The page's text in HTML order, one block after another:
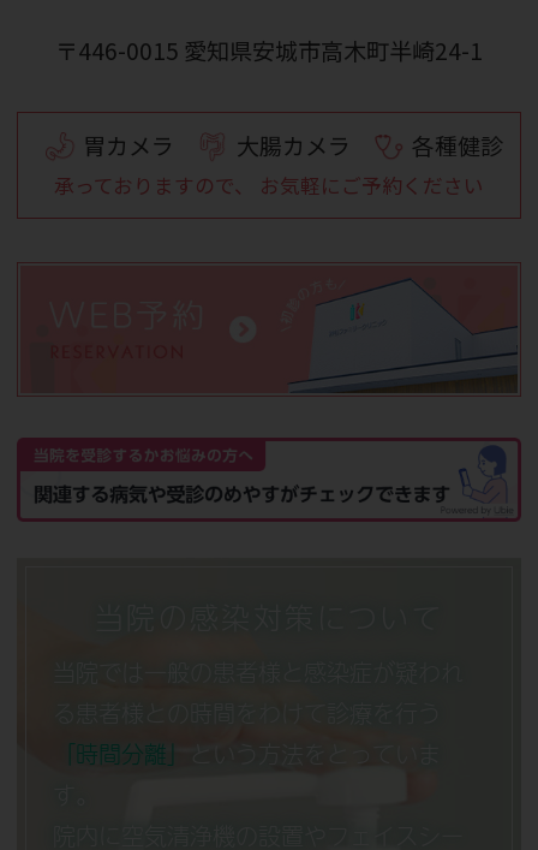
令和7年度（安城市）健康診査の受け付け
は、令和8年2月27日をもって終了しまし
た。
2026.02.27
新型コロナワクチン（令和7年度）の受け
令和8年1月31日（土）をもちまして、今
年度のインフルエンザ予防接種を終了い
たします。
〒446-0015 愛知県安城市高木町半崎24-1
胃カメラ 大腸カメラ 各種健診
承っておりますので、 お気軽にご予約ください
「時間分離」